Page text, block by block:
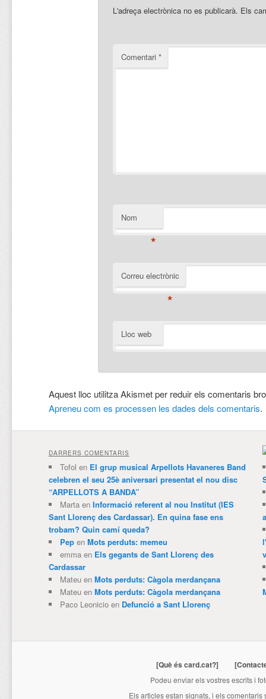
L'adreça electrònica no es publicarà. Els
Comentari *
Nom
*
Correu electrònic
*
Lloc web
Aquest lloc utilitza Akismet per reduir els comentaris
Apreneu com es processen les dades dels comentaris.
DARRERS COMENTARIS
Tofol en El grup musical Arpellots Havaneres Band
celebren el seu 25è aniversari presentat el nou disc
“ARPELLOTS A BANDA”
Martaen Informació referent al nou Institut (IES
Sant Llorenç des Cardassar). En quina fase ens
trobam? Quin camí queda?
Pepen Mots perduts: memeu
emmaen Els gegants de Sant Llorenç des
Cardassar
Mateuen Mots perduts: Càgola merdançana
Mateuen Mots perduts: Càgola merdançana
Paco Leonicioen Defunció a Sant Llorenç
[Què és card.cat?]
Podeu enviar els vostres escrits i
Els articles estan signats, i els